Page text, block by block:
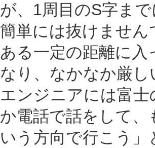
が、1周目のS字ま
簡単には抜けませ
ある一定の距離に
なり、なかなか厳
エンジニアには富
か電話で話をして
いう方向で行こう